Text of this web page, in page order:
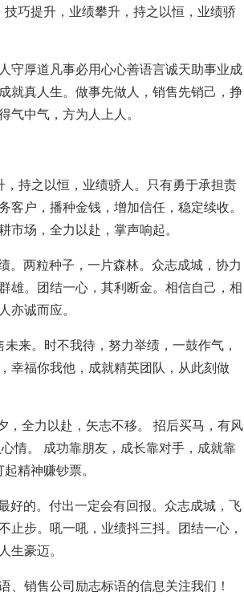
巧提升，业绩攀升，持之以恒，业绩骄
守厚道凡事必用心心善语言诚天助事业成
就真人生。做事先做人，销售先销己，挣
中气，方为人上人。
持之以恒，业绩骄人。只有勇于承担责
户，播种金钱，增加信任，稳定续收。
场，全力以赴，掌声响起。
。两粒种子，一片森林。众志成城，协力
雄。团结一心，其利断金。相信自己，相
诚而应。
来。时不我待，努力举绩，一鼓作气，
幸福你我他，成就精英团队，从此刻做
，全力以赴，矢志不移。 招后买马，有风
情。 成功靠朋友，成长靠对手，成就靠
精神赚钞票。
好的。付出一定会有回报。众志成城，飞
步。吼一吼，业绩抖三抖。团结一心，
豪迈。
销售公司励志标语的信息关注我们！